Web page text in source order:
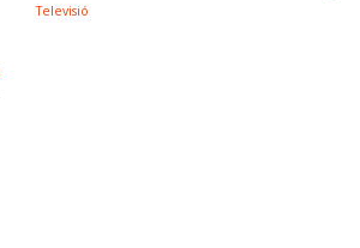
Televisió